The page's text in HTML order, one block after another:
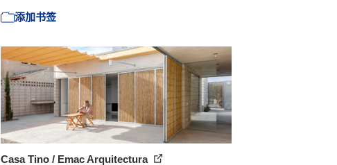
添加书签
Casa Tino / Emac Arquitectura